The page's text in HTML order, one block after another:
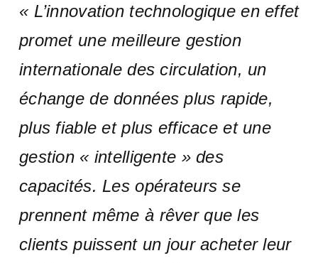
« L’innovation technologique en effet
promet une meilleure gestion
internationale des circulation, un
échange de données plus rapide,
plus fiable et plus efficace et une
gestion « intelligente » des
capacités. Les opérateurs se
prennent même à rêver que les
clients puissent un jour acheter leur